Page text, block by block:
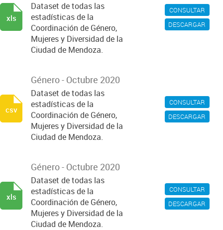
CONSULTAR
DESCARGAR
Dataset de todas las
estadísticas de la
Coordinación de Género,
Mujeres y Diversidad de la
Ciudad de Mendoza.
xls
CONSULTAR
DESCARGAR
Género - Octubre 2020
Dataset de todas las
estadísticas de la
Coordinación de Género,
Mujeres y Diversidad de la
Ciudad de Mendoza.
csv
CONSULTAR
DESCARGAR
Género - Octubre 2020
Dataset de todas las
estadísticas de la
Coordinación de Género,
Mujeres y Diversidad de la
Ciudad de Mendoza.
xls